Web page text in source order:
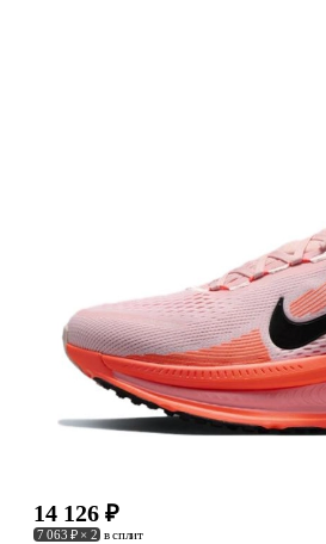
14 126 ₽
7 063 ₽ × 2 в сплит